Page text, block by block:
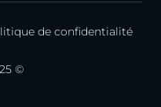
de confidentialité
©